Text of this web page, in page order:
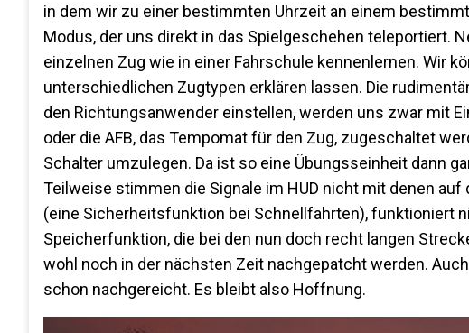
in dem wir zu einer bestimmten Uhrzeit an einem
Modus, der uns direkt in das Spielgeschehen teleportiert.
einzelnen Zug wie in einer Fahrschule kennenlernen. Wir
unterschiedlichen Zugtypen erklären lassen. Die
den Richtungsanwender einstellen, werden uns zwar mit
oder die AFB, das Tempomat für den Zug, zugeschaltet
Schalter umzulegen. Da ist so eine Übungsseinheit dann
Teilweise stimmen die Signale im HUD nicht mit denen
(eine Sicherheitsfunktion bei Schnellfahrten), funktioniert
Speicherfunktion, die bei den nun doch recht langen
wohl noch in der nächsten Zeit nachgepatcht werden.
schon nachgereicht. Es bleibt also Hoffnung.